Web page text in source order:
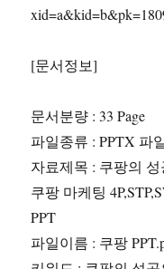
[문서정보]
문서분량 : 33 Page
파일종류 : PPTX 파
자료제목 : 쿠팡의
쿠팡 마케팅
PPT
파일이름 : 쿠팡